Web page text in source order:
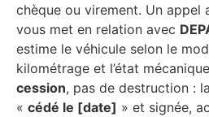
chèque ou virement. Un appel
vous met en relation avec
estime le véhicule selon le
kilométrage et l’état
cession, pas de destruction :
« cédé le [date] » et signée,